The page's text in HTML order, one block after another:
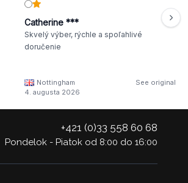
Catherine ***
Skvelý výber, rýchle a spoľahlivé
doručenie
Nottingham
See original
4. augusta 2026
+421 (0)33 558 60 68
Pondelok - Piatok od 8:00 do 16:00